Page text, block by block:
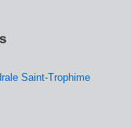
Saint-Trophime